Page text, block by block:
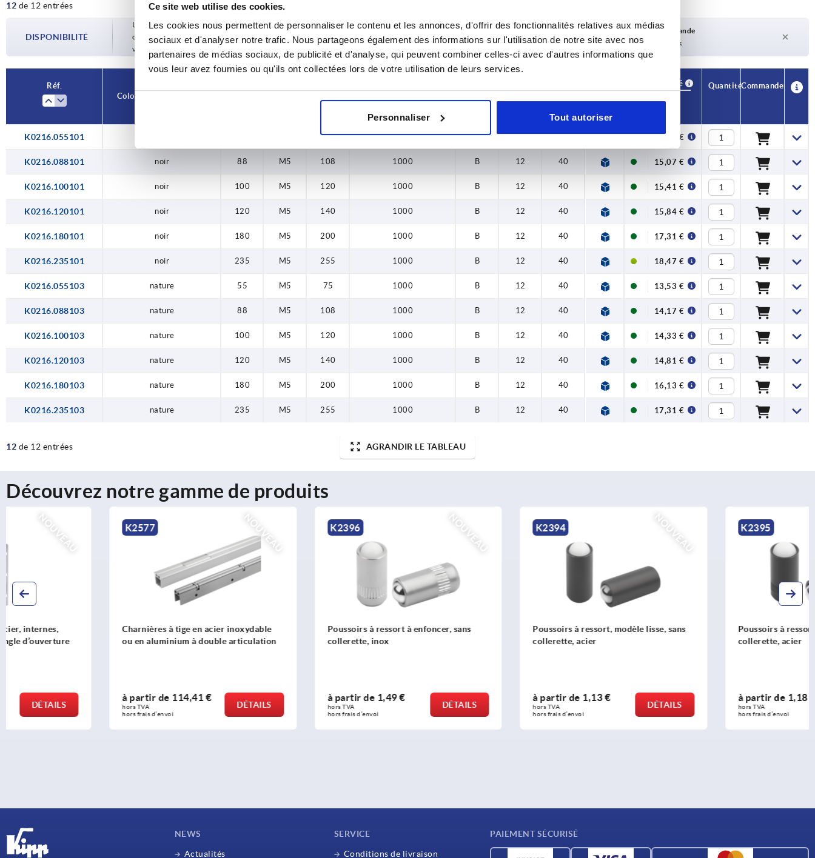
Ce site web utilise des cookies.
Les cookies nous permettent de personnaliser le contenu et les annonces, d'offrir des fonctionnalités relatives aux médias
sociaux et d'analyser notre trafic. Nous partageons également des informations sur l'utilisation de notre site avec nos
partenaires de médias sociaux, de publicité et d'analyse, qui peuvent combiner celles-ci avec d'autres informations que
vous leur avez fournies ou qu'ils ont collectées lors de votre utilisation de leurs services.
Personnaliser Tout autoriser
noir 88
100
120
120
140
255
12 de 12 entrées
DISPONIBILITÉ
Les disponibilités sont mises à jour plusieurs fois par jour à intervalles réguliers. La date
d’expédition confirmée vous est communiquée à l’étape finale, avant la finalisation de
votre commande.
1-3 jours
Délai de livraison sur demande
4-20 jours
Actuellement pas en stock
Réf.
Coloris du corps de base
Disponibilité
QuantitéCommander
K0216.055101 75 1000 B 12 40 14,38 €
K0216.088101 noir 88 M5 108 1000 B 12 40 15,07 €
K0216.100101 noir 100 M5 120 1000 B 12 40 15,41 €
K0216.120101 noir 120 M5 140 1000 B 12 40 15,84 €
K0216.180101 noir 180 M5 200 1000 B 12 40 17,31 €
K0216.235101 noir 235 M5 255 1000 B 12 40 18,47 €
K0216.055103 nature 55 M5 75 1000 B 12 40 13,53 €
K0216.088103 nature 88 M5 108 1000 B 12 40 14,17 €
K0216.100103 nature 100 M5 120 1000 B 12 40 14,33 €
K0216.120103 nature 120 M5 140 1000 B 12 40 14,81 €
K0216.180103 nature 180 M5 200 1000 B 12 40 16,13 €
K0216.235103 nature 235 M5 255 1000 B 12 40 17,31 €
12 de 12 entrées AGRANDIR LE TABLEAU
Découvrez notre gamme de produits
NOUVEAU
K2577
Charnières à tige en acier inoxydable
ou en aluminium à double articulation
à partir de 114,41 €
hors TVA
hors frais d’envoi
DÉTAILS
NOUVEAU
K2396
Poussoirs à ressort à enfoncer, sans
collerette, inox
à partir de 1,49 €
hors TVA
hors frais d’envoi
DÉTAILS
NOUVEAU
K2394
Poussoirs à ressort, modèle lisse, sans
à partir de 1,13 €
hors TVA
hors frais d’envoi
DÉTAILS
NOUVEAU
K2395
Poussoirs à ressort à enfoncer, sans
à partir de 1,18 €
hors TVA
hors frais d’envoi
DÉTAILS
NEWS
Actualités
SERVICE
Conditions de livraison
PAIEMENT SÉCURISÉ